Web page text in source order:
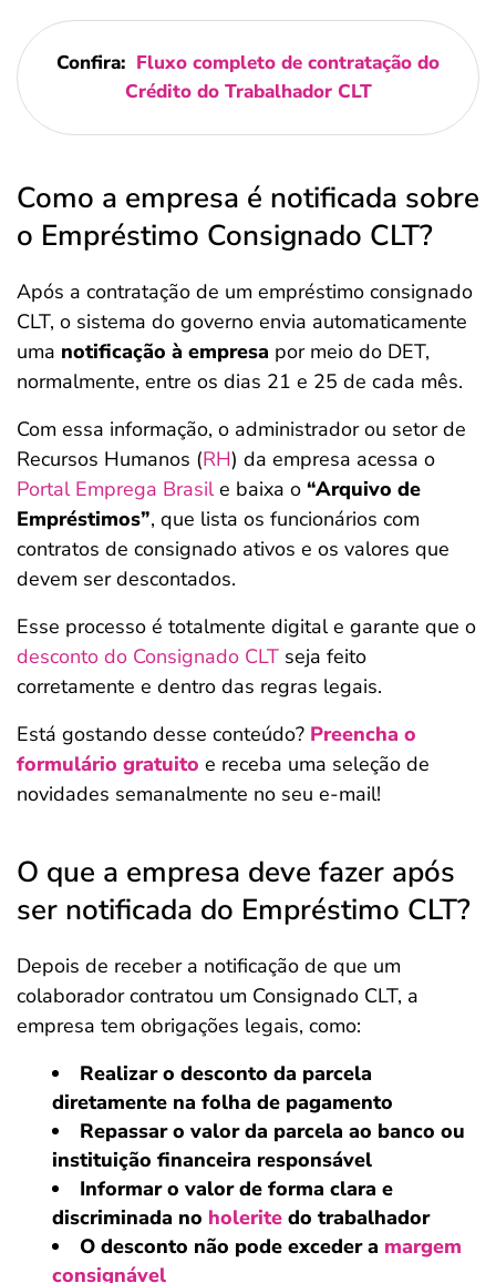
Confira: Fluxo completo de contratação do
Crédito do Trabalhador CLT
Como a empresa é notificada sobre
o Empréstimo Consignado CLT?
Após a contratação de um empréstimo consignado
CLT, o sistema do governo envia automaticamente
uma notificação à empresa por meio do DET,
normalmente, entre os dias 21 e 25 de cada mês.
Com essa informação, o administrador ou setor de
Recursos Humanos (RH) da empresa acessa o
Portal Emprega Brasile baixa o “Arquivo de
Empréstimos”, que lista os funcionários com
contratos de consignado ativos e os valores que
devem ser descontados.
Esse processo é totalmente digital e garante que o
desconto do Consignado CLT seja feito
corretamente e dentro das regras legais.
Está gostando desse conteúdo? Preencha o
formulário gratuito e receba uma seleção de
novidades semanalmente no seu e-mail!
O que a empresa deve fazer após
ser notificada do Empréstimo CLT?
Depois de receber a notificação de que um
colaborador contratou um Consignado CLT, a
empresa tem obrigações legais, como:
Realizar o desconto da parcela
diretamente na folha de pagamento
Repassar o valor da parcela ao banco ou
instituição financeira responsável
Informar o valor de forma clara e
discriminada no holerite do trabalhador
O desconto não pode exceder a margem
consignável